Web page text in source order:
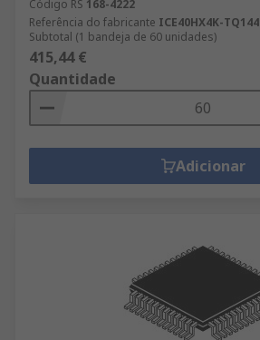
Código RS 168-4222
Referência do fabricante ICE40HX4K-TQ144
Subtotal (1 bandeja de 60 unidades)
415,44 €
Quantidade
Adicionar